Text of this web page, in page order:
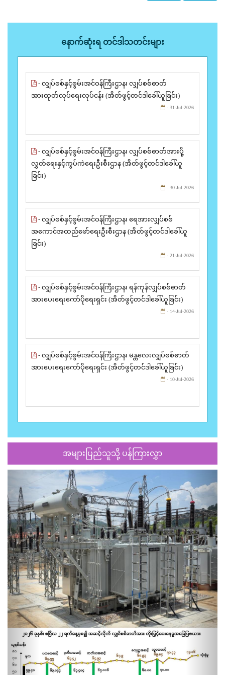
နောက်ဆုံးရ တင်ဒါသတင်းများ
- လျှပ်စစ်နှင့်စွမ်းအင်ဝန်ကြီးဌာန၊ လျှပ်စစ်ဓာတ်
အားထုတ်လုပ်ရေးလုပ်ငန်း (အိတ်ဖွင့်တင်ဒါခေါ်ယူခြင်း)
- 31-Jul-2026
- လျှပ်စစ်နှင့်စွမ်းအင်ဝန်ကြီးဌာန၊ လျှပ်စစ်ဓာတ်အားပို့
လွှတ်ရေးနှင့်ကွပ်ကဲရေးဦးစီးဌာန (အိတ်ဖွင့်တင်ဒါခေါ်ယူ
ခြင်း)
- 30-Jul-2026
- လျှပ်စစ်နှင့်စွမ်းအင်ဝန်ကြီးဌာန၊ ရေအားလျှပ်စစ်
အကောင်အထည်ဖော်ရေးဦးစီးဌာန (အိတ်ဖွင့်တင်ဒါခေါ်ယူ
ခြင်း)
- 21-Jul-2026
- လျှပ်စစ်နှင့်စွမ်းအင်ဝန်ကြီးဌာန၊ ရန်ကုန်လျှပ်စစ်ဓာတ်
အားပေးရေးကော်ပိုရေးရှင်း (အိတ်ဖွင့်တင်ဒါခေါ်ယူခြင်း)
- 14-Jul-2026
- လျှပ်စစ်နှင့်စွမ်းအင်ဝန်ကြီးဌာန၊ မန္တလေးလျှပ်စစ်ဓာတ်
အားပေးရေးကော်ပိုရေးရှင်း (အိတ်ဖွင့်တင်ဒါခေါ်ယူခြင်း)
- 10-Jul-2026
အများပြည်သူသို့ ပန်ကြားလွှာ
Previous